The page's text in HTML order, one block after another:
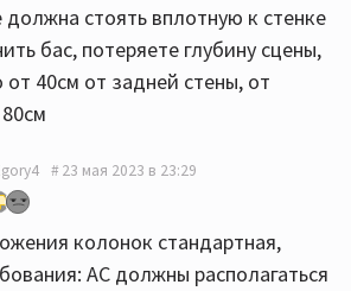
должна стоять вплотную к стенке
бас, потеряете глубину сцены,
40см от задней стены, от
23 мая 2023 в 23:29
колонок стандартная,
АС должны располагаться